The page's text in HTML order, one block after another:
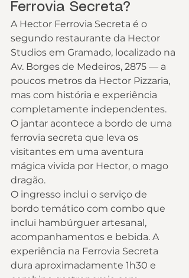
Ferrovia Secreta?
A Hector Ferrovia Secreta é o
segundo restaurante da Hector
Studios em Gramado, localizado na
Av. Borges de Medeiros, 2875 — a
poucos metros da Hector Pizzaria,
mas com história e experiência
completamente independentes.
O jantar acontece a bordo de uma
ferrovia secreta que leva os
visitantes em uma aventura
mágica vivida por Hector, o mago
dragão.
O ingresso inclui o serviço de
bordo temático com combo que
inclui hambúrguer artesanal,
acompanhamentos e bebida. A
experiência na Ferrovia Secreta
dura aproximadamente 1h30 e